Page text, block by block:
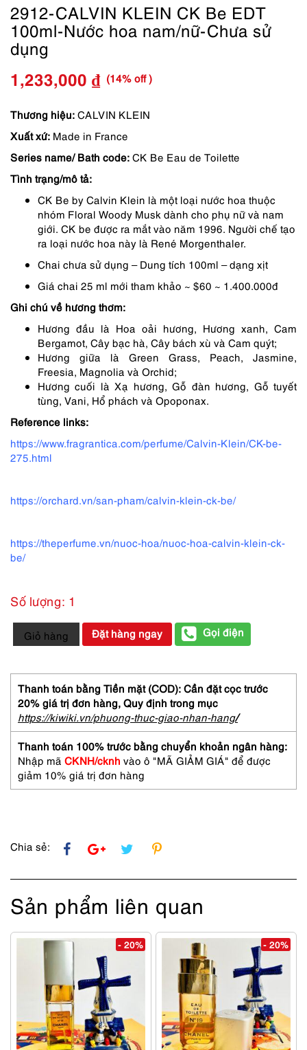
2912-CALVIN KLEIN CK Be EDT
100ml-Nước hoa nam/nữ-Chưa sử
dụng
Giá
gốc
là:
1,450,000 ₫.
1,233,000 ₫
Giá
hiện
tại
là:
(14% off )
Thương hiệu: CALVIN KLEIN
Xuất xứ: Made in France
Series name/ Bath code: CK Be Eau de Toilette
Tình trạng/mô tả:
CK Be by Calvin Klein là một loại nước hoa thuộc
nhóm Floral Woody Musk dành cho phụ nữ và nam
giới. CK be được ra mắt vào năm 1996. Người chế tạo
ra loại nước hoa này là René Morgenthaler.
Chai chưa sử dụng – Dung tích 100ml – dạng xịt
Giá chai 25 ml mới tham khảo ~ $60 ~ 1.400.000đ
Ghi chú về hương thơm:
Hương đầu là Hoa oải hương, Hương xanh, Cam
Bergamot, Cây bạc hà, Cây bách xù và Cam quýt;
Hương giữa là Green Grass, Peach, Jasmine,
Freesia, Magnolia và Orchid;
Hương cuối là Xạ hương, Gỗ đàn hương, Gỗ tuyết
tùng, Vani, Hổ phách và Opoponax.
Reference links:
https://www.fragrantica.com/perfume/Calvin-Klein/CK-be-
275.html
https://orchard.vn/san-pham/calvin-klein-ck-be/
https://theperfume.vn/nuoc-hoa/nuoc-hoa-calvin-klein-ck-
be/
Số lượng: 1
2912-
CALVIN
CK
Be
EDT
100ml-
Nước
hoa
nam/nữ-
Chưa
sử
Giỏ hàng Đặt hàng ngay Gọi điện
Thanh toán bằng Tiền mặt (COD): Cần đặt cọc trước
20% giá trị đơn hàng, Quy định trong mục
https://kiwiki.vn/phuong-thuc-giao-nhan-hang/
Thanh toán 100% trước bằng chuyển khoản ngân hàng:
Nhập mã CKNH/cknh vào ô "MÃ GIẢM GIÁ" để được
giảm 10% giá trị đơn hàng
Chia sẻ:
Sản phẩm liên quan
- 20% - 20%